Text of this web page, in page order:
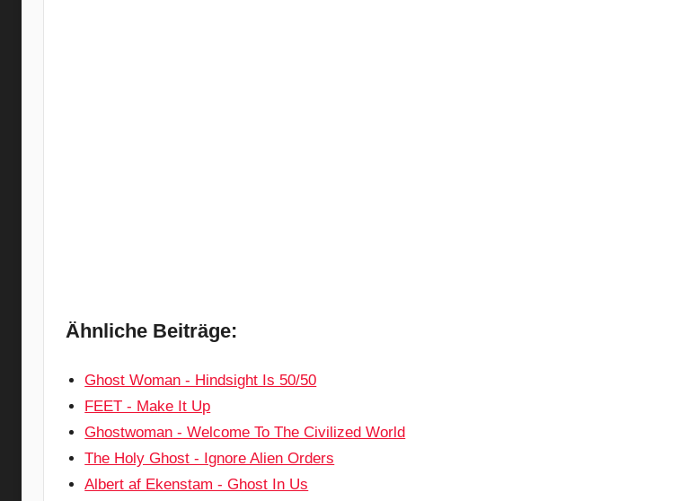
Ähnliche Beiträge:
Ghost Woman - Hindsight Is 50/50
FEET - Make It Up
Ghostwoman - Welcome To The Civilized World
The Holy Ghost - Ignore Alien Orders
Albert af Ekenstam - Ghost In Us